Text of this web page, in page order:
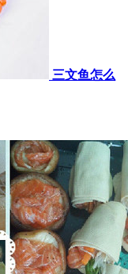
三文鱼怎么